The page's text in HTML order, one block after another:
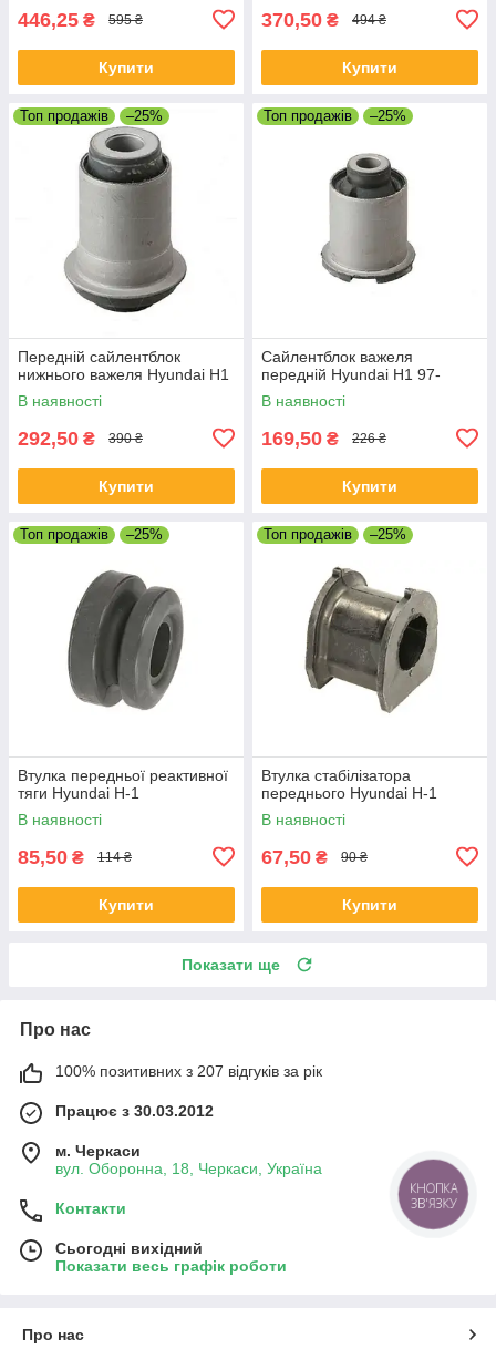
446,25 ₴ 595 ₴
Купити
370,50 ₴ 494 ₴
Купити
Топ продажів –25%
Передній сайлентблок
нижнього важеля Hyundai H1
В наявності
292,50 ₴ 390 ₴
Купити
Топ продажів –25%
Сайлентблок важеля
передній Hyundai H1 97-
В наявності
169,50 ₴ 226 ₴
Купити
Топ продажів –25%
Втулка передньої реактивної
тяги Hyundai H-1
В наявності
85,50 ₴ 114 ₴
Купити
Топ продажів –25%
Втулка стабілізатора
переднього Hyundai H-1
В наявності
67,50 ₴ 90 ₴
Купити
Показати ще
Про нас
100% позитивних з 207 відгуків за рік
Працює з 30.03.2012
м. Черкаси
вул. Оборонна, 18, Черкаси, Україна
Контакти
Сьогодні вихідний
Показати весь графік роботи
Про нас
КНОПКА
ЗВ'ЯЗКУ